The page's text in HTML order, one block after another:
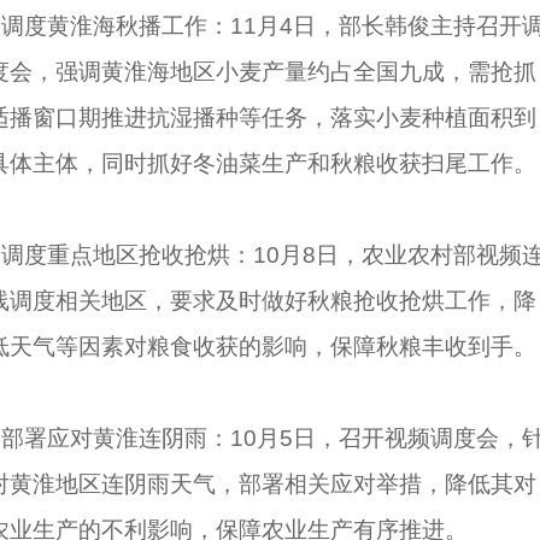
调度黄淮海秋播工作：11月4日，部长韩俊主持召开调
会，强调黄淮海地区小麦产量约占全国九成，需抢抓
播窗口期推进抗湿播种等任务，落实小麦种植面积到
体主体，同时抓好冬油菜生产和秋粮收获扫尾工作。
调度重点地区抢收抢烘：10月8日，农业农村部视频
调度相关地区，要求及时做好秋粮抢收抢烘工作，降
天气等因素对粮食收获的影响，保障秋粮丰收到手。
部署应对黄淮连阴雨：10月5日，召开视频调度会，
黄淮地区连阴雨天气，部署相关应对举措，降低其对
业生产的不利影响，保障农业生产有序推进。